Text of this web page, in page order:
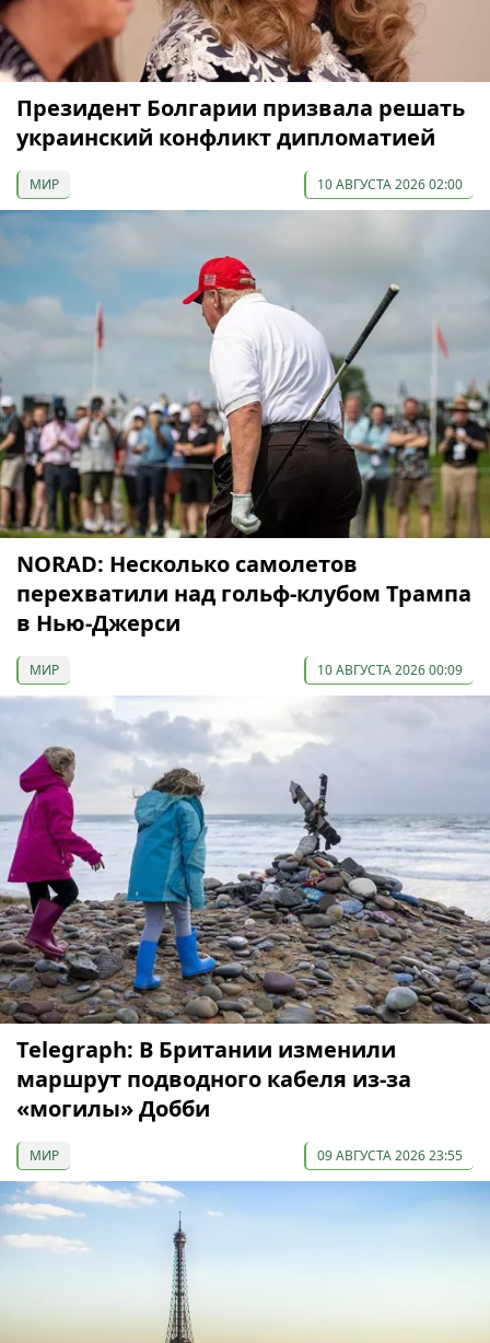
Президент Болгарии призвала решать
украинский конфликт дипломатией
МИР 10 АВГУСТА 2026 02:00
NORAD: Несколько самолетов
перехватили над гольф-клубом Трампа
в Нью-Джерси
МИР 10 АВГУСТА 2026 00:09
Telegraph: В Британии изменили
маршрут подводного кабеля из-за
«могилы» Добби
МИР 09 АВГУСТА 2026 23:55